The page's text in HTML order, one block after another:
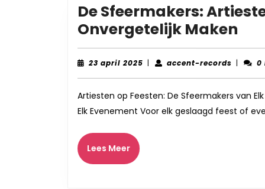
De Sfeermakers:
Onvergetelijk Maken
die
23 april 2025 23| accent-records accent-
| 0
Artiesten op Feesten: De Sfeermakers van
Elk Evenement Voor elk geslaagd feest of
Lees MeerLees
Meer